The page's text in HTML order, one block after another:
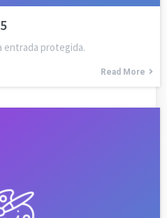
entrada protegida.
Read More